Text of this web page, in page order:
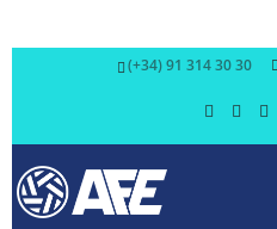
(+34) 91 314 30 30